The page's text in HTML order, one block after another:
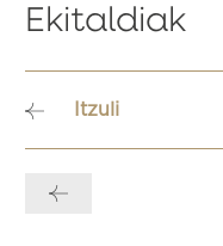
Ekitaldiak
Itzuli
zehar